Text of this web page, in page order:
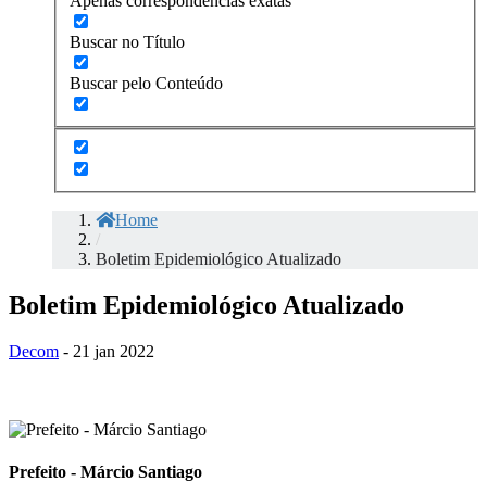
Buscar no Título
Buscar pelo Conteúdo
Home
/
Boletim Epidemiológico Atualizado
Boletim Epidemiológico Atualizado
Decom - 21 jan 2022
Prefeito - Márcio Santiago